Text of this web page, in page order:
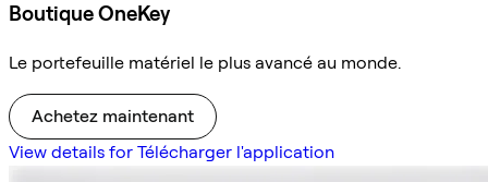
Boutique OneKey
Le portefeuille matériel le plus avancé au monde.
Achetez maintenant
View details for Télécharger l'application